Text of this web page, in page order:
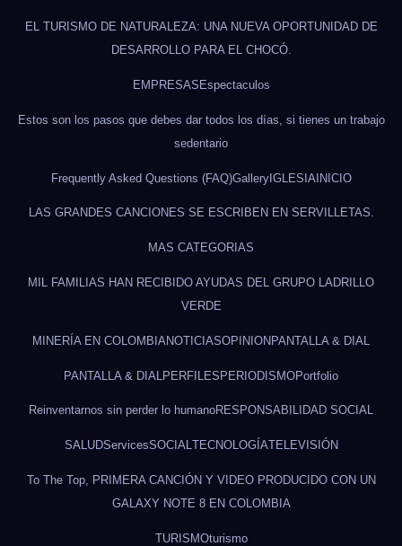
EL TURISMO DE NATURALEZA: UNA NUEVA OPORTUNIDAD DE
DESARROLLO PARA EL CHOCÓ.
EMPRESAS Espectaculos
Estos son los pasos que debes dar todos los días, si tienes un trabajo
sedentario
Frequently Asked Questions (FAQ)GalleryIGLESIAINICIO
LAS GRANDES CANCIONES SE ESCRIBEN EN SERVILLETAS.
MAS CATEGORIAS
MIL FAMILIAS HAN RECIBIDO AYUDAS DEL GRUPO LADRILLO
VERDE
MINERÍA EN COLOMBIA NOTICIASOPINION PANTALLA & DIAL
PANTALLA & DIAL PERFILESPERIODISMOPortfolio
Reinventarnos sin perder lo humanoRESPONSABILIDAD SOCIAL
SALUDServicesSOCIALTECNOLOGÍATELEVISIÓN
To The Top, PRIMERA CANCIÓN Y VIDEO PRODUCIDO CON UN
GALAXY NOTE 8 EN COLOMBIA
TURISMOturismo